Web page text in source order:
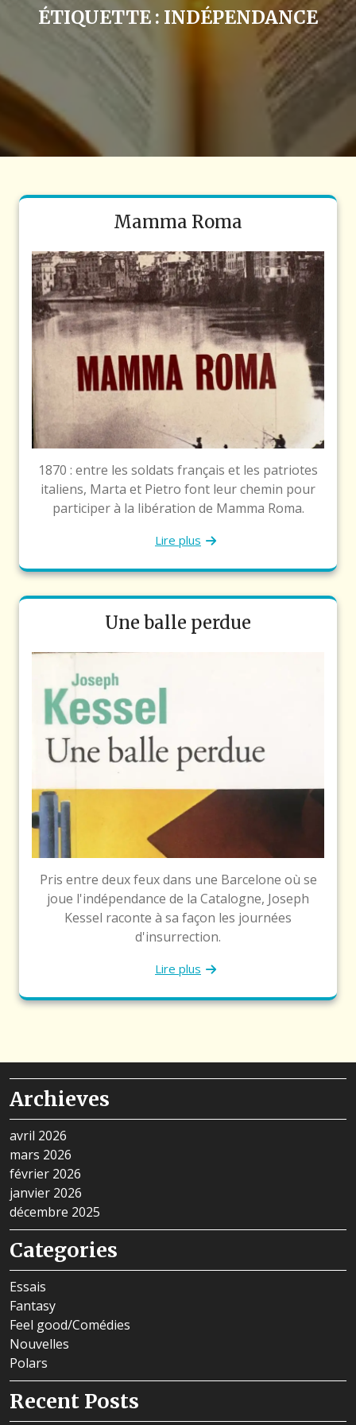
ÉTIQUETTE : INDÉPENDANCE
Mamma Roma
1870 : entre les soldats français et les patriotes
italiens, Marta et Pietro font leur chemin pour
participer à la libération de Mamma Roma.
Lire plus
Une balle perdue
Pris entre deux feux dans une Barcelone où se
joue l'indépendance de la Catalogne, Joseph
Kessel raconte à sa façon les journées
d'insurrection.
Lire plus
Archieves
avril 2026
mars 2026
février 2026
janvier 2026
décembre 2025
Categories
Essais
Fantasy
Feel good/Comédies
Nouvelles
Polars
Recent Posts